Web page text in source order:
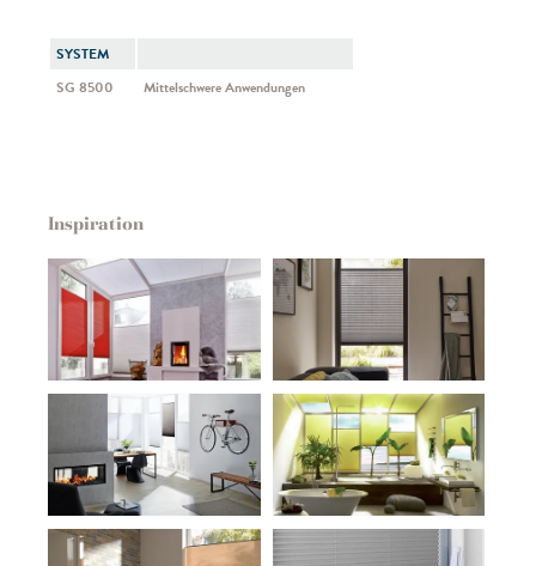
SYSTEM
SG 8500
Mittelschwere Anwendungen
Inspiration